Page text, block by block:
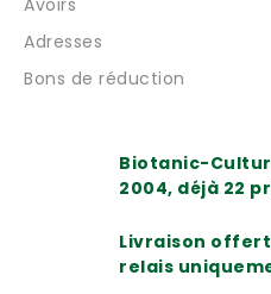
Avoirs
Adresses
Bons de réduction
Biotanic-
2004, déjà 22
Livraison
relais